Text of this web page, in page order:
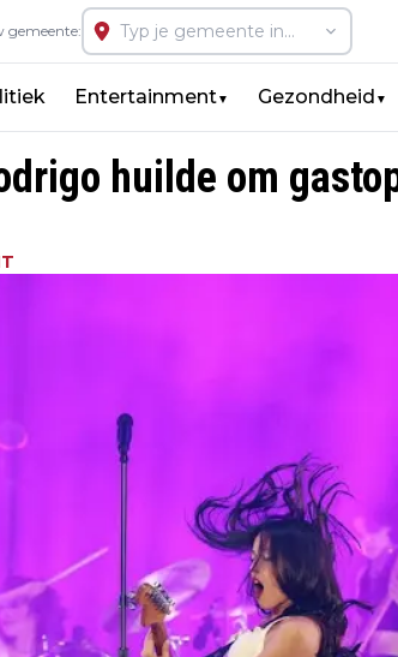
gemeente:
Entertainment▼ Gezondheid ▼
huilde om